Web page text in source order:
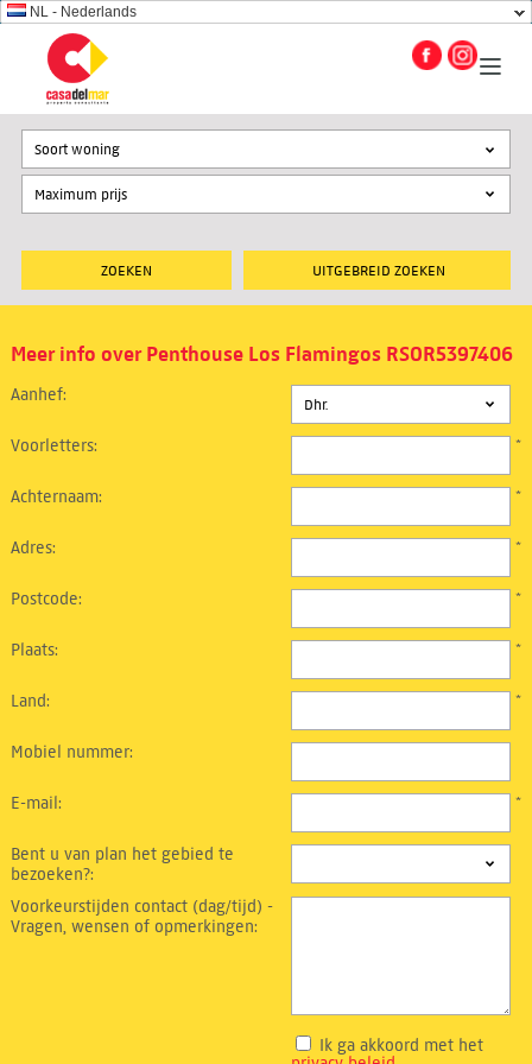
NL - Nederlands
UITGEBREID ZOEKEN
Soort woning
Meer info over Penthouse Los Flamingos RSOR5397406
Aanhef:
Voorletters: *
Achternaam: *
Adres: *
Postcode: *
Plaats: *
Land: *
Mobiel nummer:
E-mail: *
Bent u van plan het gebied te
bezoeken?:
Voorkeurstijden contact (dag/tijd) -
Vragen, wensen of opmerkingen:
Ik ga akkoord met het